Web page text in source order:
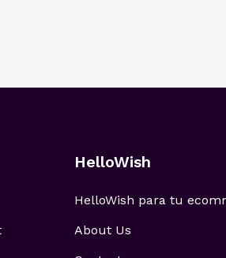
HelloWish
HelloWish para tu
About Us